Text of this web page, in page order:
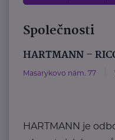
Společnosti
HARTMANN –
Masarykovo nám. 77
HARTMANN je